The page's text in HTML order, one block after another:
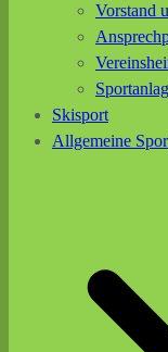
Vorstand
Skisport
Allgemeine